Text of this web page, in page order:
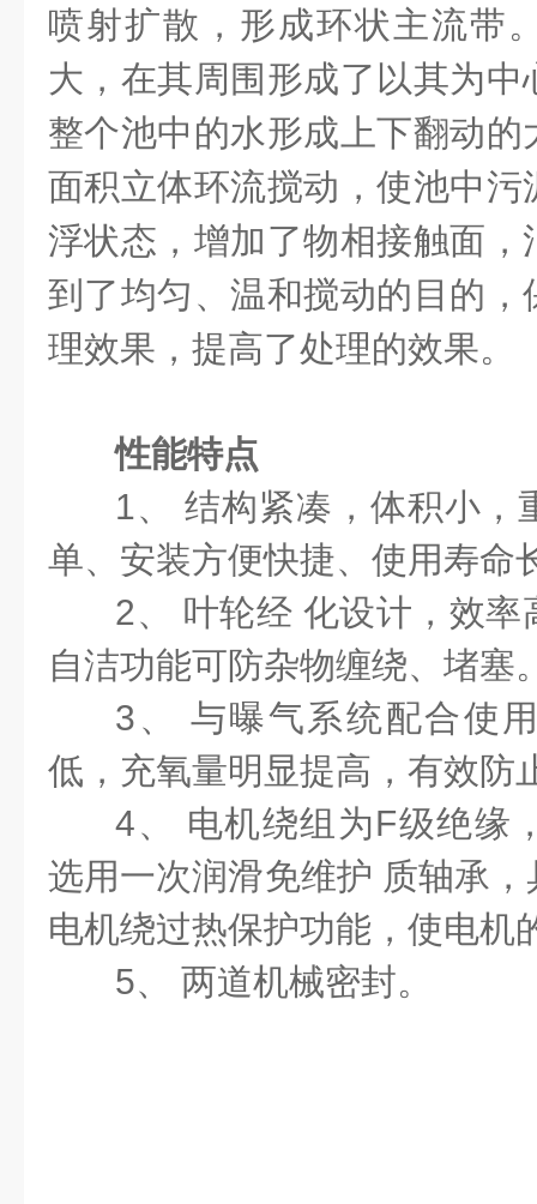
喷射扩散，形成环状主流带
大，在其周围形成了以其为
整个池中的水形成上下翻动
面积立体环流搅动，使池中
浮状态，增加了物相接触面
到了均匀、温和搅动的目的
理效果，提高了处理的效果。
性能特点
1、 结构紧凑，体积小，
单、安装方便快捷、使用寿命
2、 叶轮经 化设计，效
自洁功能可防杂物缠绕、堵塞
3、 与曝气系统配合使
低，充氧量明显提高，有效防
4、 电机绕组为F级绝缘
选用一次润滑免维护 质轴承
电机绕过热保护功能，使电机
5、 两道机械密封。